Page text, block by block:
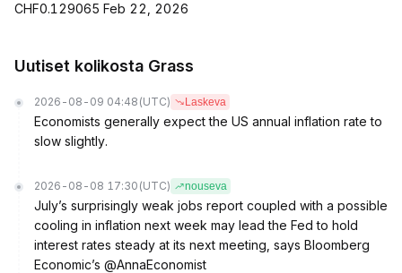
CHF0.129065 Feb 22, 2026
Uutiset kolikosta Grass
2026-08-09 04:48 (UTC) Laskeva
Economists generally expect the US annual inflation rate to
slow slightly.
2026-08-08 17:30 (UTC) nouseva
July’s surprisingly weak jobs report coupled with a possible
cooling in inflation next week may lead the Fed to hold
interest rates steady at its next meeting, says Bloomberg
Economic’s @AnnaEconomist